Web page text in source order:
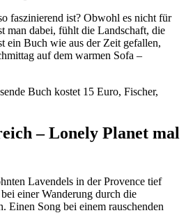
faszinierend ist? Obwohl es nicht für
man dabei, fühlt die Landschaft, die
ein Buch wie aus der Zeit gefallen,
auf dem warmen Sofa –
Buch kostet 15 Euro, Fischer,
– Lonely Planet mal
Lavendels in der Provence tief
einer Wanderung durch die
Einen Song bei einem rauschenden